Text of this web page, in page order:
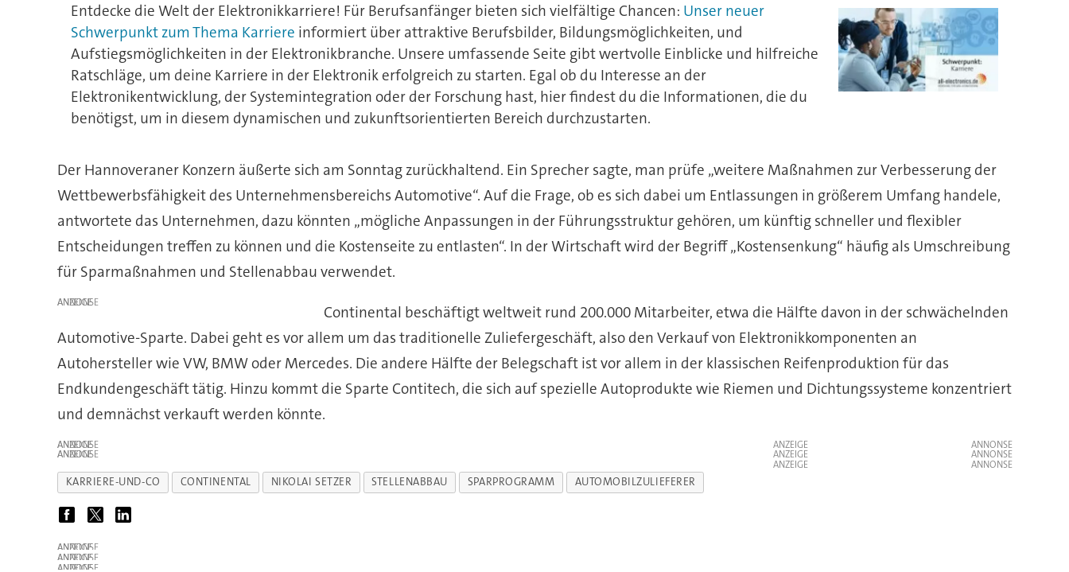
Entdecke die Welt der Elektronikkarriere! Für Berufsanfänger bieten sich vielfältige Chancen: Unser neuer
Schwerpunkt zum Thema Karriere informiert über attraktive Berufsbilder, Bildungsmöglichkeiten, und
Aufstiegsmöglichkeiten in der Elektronikbranche. Unsere umfassende Seite gibt wertvolle Einblicke und hilfreiche
Ratschläge, um deine Karriere in der Elektronik erfolgreich zu starten. Egal ob du Interesse an der
Elektronikentwicklung, der Systemintegration oder der Forschung hast, hier findest du die Informationen, die du
benötigst, um in diesem dynamischen und zukunftsorientierten Bereich durchzustarten.
Der Hannoveraner Konzern äußerte sich am Sonntag zurückhaltend. Ein Sprecher sagte, man prüfe „weitere Maßnahmen zur Verbesserung der
Wettbewerbsfähigkeit des Unternehmensbereichs Automotive“. Auf die Frage, ob es sich dabei um Entlassungen in größerem Umfang handele,
antwortete das Unternehmen, dazu könnten „mögliche Anpassungen in der Führungsstruktur gehören, um künftig schneller und flexibler
Entscheidungen treffen zu können und die Kostenseite zu entlasten“. In der Wirtschaft wird der Begriff „Kostensenkung“ häufig als Umschreibung
für Sparmaßnahmen und Stellenabbau verwendet.
ANZEIGE
Continental beschäftigt weltweit rund 200.000 Mitarbeiter, etwa die Hälfte davon in der schwächelnden
Automotive-Sparte. Dabei geht es vor allem um das traditionelle Zuliefergeschäft, also den Verkauf von Elektronikkomponenten an
Autohersteller wie VW, BMW oder Mercedes. Die andere Hälfte der Belegschaft ist vor allem in der klassischen Reifenproduktion für das
Endkundengeschäft tätig. Hinzu kommt die Sparte Contitech, die sich auf spezielle Autoprodukte wie Riemen und Dichtungssysteme konzentriert
und demnächst verkauft werden könnte.
ANZEIGE
ANZEIGE
ANZEIGE
ANZEIGE
ANZEIGE
KARRIERE-UND-CO CONTINENTAL NIKOLAI SETZER STELLENABBAU SPARPROGRAMM AUTOMOBILZULIEFERER
ANZEIGE
ANZEIGE
ANZEIGE